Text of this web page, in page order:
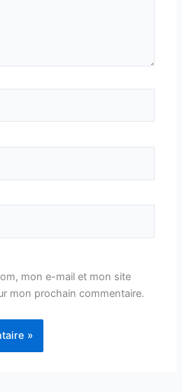
mon e-mail et mon site
mon prochain commentaire.